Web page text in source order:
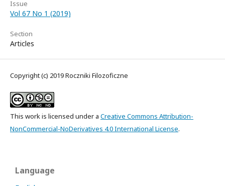
Issue
Vol 67 No 1 (2019)
Section
Articles
Copyright (c) 2019 Roczniki Filozoficzne
This work is licensed under a Creative Commons Attribution-
NonCommercial-NoDerivatives 4.0 International License.
Language